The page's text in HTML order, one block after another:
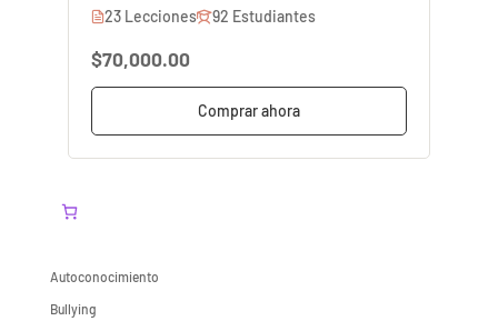
23 Lecciones 92 Estudiantes
$70,000.00
Comprar ahora
Autoconocimiento
Bullying